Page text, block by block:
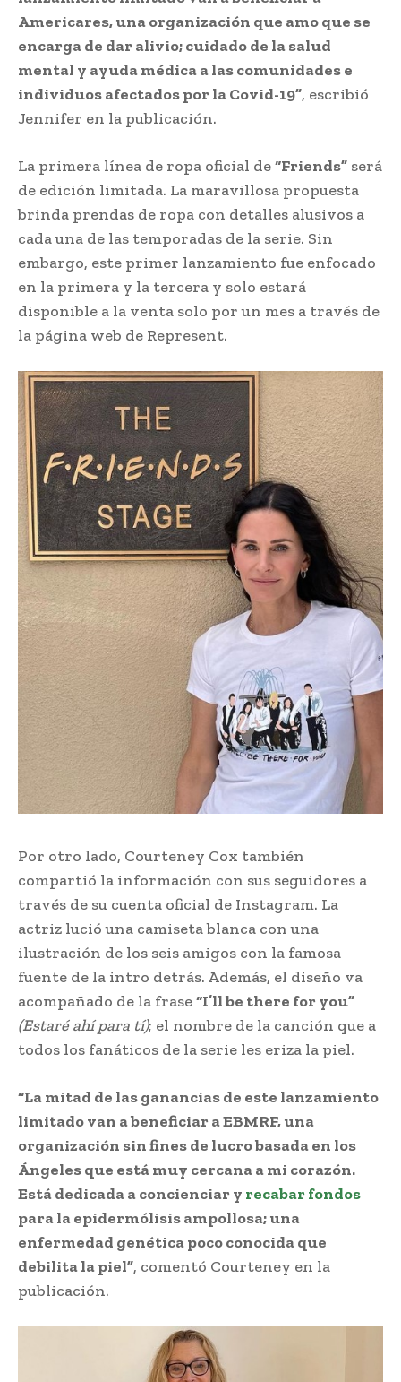
Americares, una organización que amo que se
encarga de dar alivio; cuidado de la salud
mental y ayuda médica a las comunidades e
individuos afectados por la Covid-19”, escribió
Jennifer en la publicación.
La primera línea de ropa oficial de“Friends” será
de edición limitada. La maravillosa propuesta
brinda prendas de ropa con detalles alusivos a
cada una de las temporadas de la serie. Sin
embargo, este primer lanzamiento fue enfocado
en la primera y la tercera y solo estará
disponible a la venta solo por un mes a través de
la página web de Represent.
Por otro lado, Courteney Cox también
compartió la información con sus seguidores a
través de su cuenta oficial de Instagram. La
actriz lució una camiseta blanca con una
ilustración de los seis amigos con la famosa
fuente de la intro detrás. Además, el diseño va
acompañado de la frase“I’ll be there for you”
(Estaré ahí para tí); el nombre de la canción que a
todos los fanáticos de la serie les eriza la piel.
“La mitad de las ganancias de este lanzamiento
limitado van a beneficiar a EBMRF, una
organización sin fines de lucro basada en los
Ángeles que está muy cercana a mi corazón.
Está dedicada a concienciar y recabar fondos
para la epidermólisis ampollosa; una
enfermedad genética poco conocida que
debilita la piel”, comentó Courteney en la
publicación.